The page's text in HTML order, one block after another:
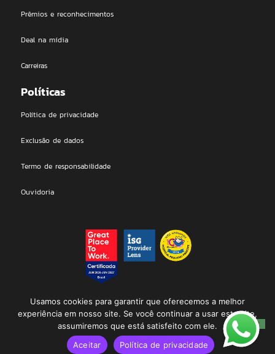
Prêmios e reconhecimentos
Deal na mídia
Carreiras
Políticas
Política de privacidade
Exclusão de dados
Termo de responsabilidade
Ouvidoria
designed by Dealmakers
Usamos cookies para garantir que oferecemos a melhor
experiência em nosso site. Se você continuar a usar este site,
assumiremos que está satisfeito com ele.
Aceitar
Política de privacidade